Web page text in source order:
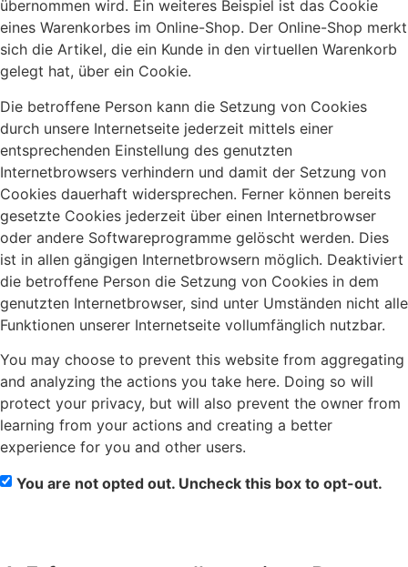
übernommen wird. Ein weiteres Beispiel ist das Cookie
eines Warenkorbes im Online-Shop. Der Online-Shop merkt
sich die Artikel, die ein Kunde in den virtuellen Warenkorb
gelegt hat, über ein Cookie.
Die betroffene Person kann die Setzung von Cookies
durch unsere Internetseite jederzeit mittels einer
entsprechenden Einstellung des genutzten
Internetbrowsers verhindern und damit der Setzung von
Cookies dauerhaft widersprechen. Ferner können bereits
gesetzte Cookies jederzeit über einen Internetbrowser
oder andere Softwareprogramme gelöscht werden. Dies
ist in allen gängigen Internetbrowsern möglich. Deaktiviert
die betroffene Person die Setzung von Cookies in dem
genutzten Internetbrowser, sind unter Umständen nicht alle
Funktionen unserer Internetseite vollumfänglich nutzbar.
You may choose to prevent this website from aggregating
and analyzing the actions you take here. Doing so will
protect your privacy, but will also prevent the owner from
learning from your actions and creating a better
experience for you and other users.
You are not opted out. Uncheck this box to opt-out.